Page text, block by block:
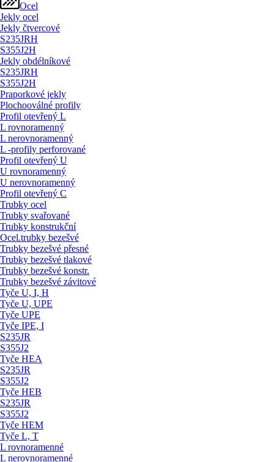
Ocel
Jekly ocel
Jekly čtvercové
S235JRH
S355J2H
Jekly obdélníkové
S235JRH
S355J2H
Praporkové jekly
Plochooválné profily
Profil otevřený L
L rovnoramenný
L nerovnoramenný
L -profily perforované
Profil otevřený U
U rovnoramenný
U nerovnoramenný
Profil otevřený C
Trubky ocel
Trubky svařované
Trubky konstrukční
Ocel.trubky bezešvé
Trubky bezešvé přesné
Trubky bezešvé tlakové
Trubky bezešvé konstr.
Trubky bezešvé závitové
Tyče U, I, H
Tyče U, UPE
Tyče UPE
Tyče IPE, I
S235JR
S355J2
Tyče HEA
S235JR
S355J2
Tyče HEB
S235JR
S355J2
Tyče HEM
Tyče L, T
L rovnoramenné
L nerovnoramenné